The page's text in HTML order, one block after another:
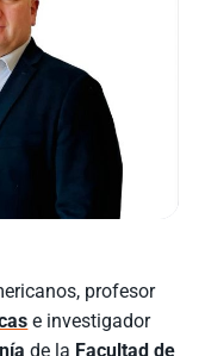
profesor
e investigador
de la Facultad de